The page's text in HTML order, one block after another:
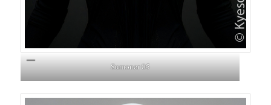
Sumoner 05